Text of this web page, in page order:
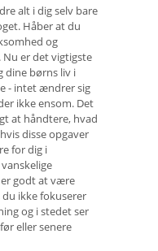
alt i dig selv bare
Håber at du
og
er det vigtigste
dine børns liv i
- intet ændrer sig
ikke ensom. Det
at håndtere, hvad
disse opgaver
for dig i
godt at være
ikke fokuserer
og i stedet ser
eller senere